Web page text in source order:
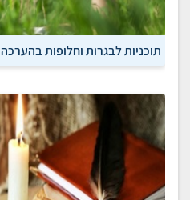
תוכניות לבגרות וחלופות בהערכה